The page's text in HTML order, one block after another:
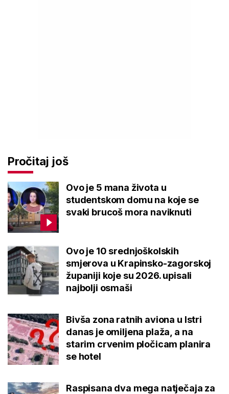
Pročitaj još
Ovo je 5 mana života u
studentskom domu na koje se
svaki brucoš mora naviknuti
Ovo je 10 srednjoškolskih
smjerova u Krapinsko-zagorskoj
županiji koje su 2026. upisali
najbolji osmaši
Bivša zona ratnih aviona u Istri
danas je omiljena plaža, a na
starim crvenim pločicam planira
se hotel
Raspisana dva mega natječaja za